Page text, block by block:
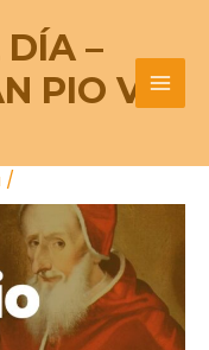
DÍA –
PIO V
/